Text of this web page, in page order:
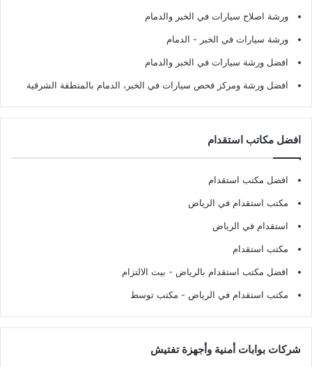
ورشة اصلاح سيارات في الخبر والدمام
ورشة سيارات في الخبر - الدمام
افضل ورشة سيارات في الخبر والدمام
افضل ورشة ومركز فحص سيارات في الخبر، الدمام بالمنطقة الشرقية
افضل مكاتب استقدام
افضل مكتب استقدام
مكتب استقدام في الرياض
استقدام في الرياض
مكتب استقدام
افضل مكتب استقدام بالرياض - بيت الالتزام
مكتب استقدام في الرياض - مكتب توسط
شركات بوابات أمنية وأجهزة تفتيش